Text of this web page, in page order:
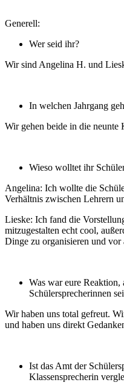
Generell:
Wer seid ihr?
Wir sind Angelina H. und
In welchen Jahrgang
Wir gehen beide in die neunte
Wieso wolltet ihr
Angelina: Ich wollte die
Verhältnis zwischen Lehrern
Lieske: Ich fand die
mitzugestalten echt cool,
Dinge zu organisieren und vor
Was war eure Reaktion,
Schülersprecherinnen
Wir haben uns total gefreut.
und haben uns direkt
Ist das Amt der
Klassensprecherin